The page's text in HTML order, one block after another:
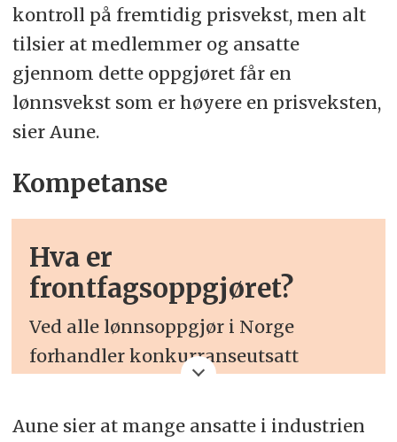
kontroll på fremtidig prisvekst, men alt
tilsier at medlemmer og ansatte
gjennom dette oppgjøret får en
lønnsvekst som er høyere en prisveksten,
sier Aune.
Kompetanse
Hva er
frontfagsoppgjøret?
Ved alle lønnsoppgjør i Norge
forhandler konkurranseutsatt
frontfagsoppgjøret.
Aune sier at mange ansatte i industrien